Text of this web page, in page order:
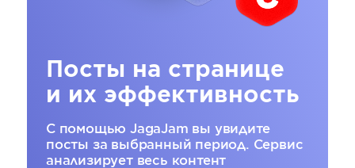
Посты на странице
и их эффективность
С помощью JagaJam вы увидите
посты за выбранный период. Сервис
анализирует весь контент